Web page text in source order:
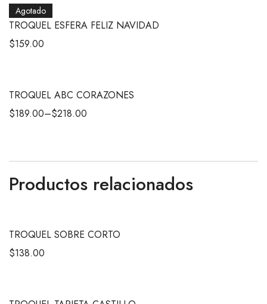
Agotado
TROQUEL ESFERA FELIZ NAVIDAD
$159.00
TROQUEL ABC CORAZONES
$189.00–$218.00
Productos relacionados
TROQUEL SOBRE CORTO
$138.00